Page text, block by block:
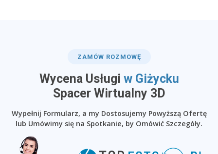
ZAMÓW ROZMOWĘ
Wycena Usługi w Giżycku
​Spacer Wirtualny 3D
Wypełnij Formularz, a my Dostosujemy Powyższą Ofertę
lub Umówimy się na Spotkanie, by Omówić Szczegóły.